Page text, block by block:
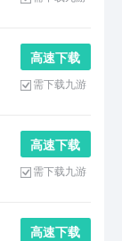
高 速 下 载
需下载九游
高 速 下 载
需下载九游
高 速 下 载